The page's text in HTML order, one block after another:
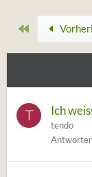
Erste
T Ich
tendo